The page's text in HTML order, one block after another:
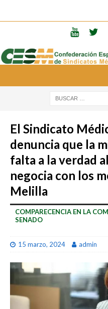
El Sindicato
denuncia que la
falta a la verdad
negocia con los
Melilla
COMPARECENCIA EN LA
SENADO
15 marzo, 2024 admin